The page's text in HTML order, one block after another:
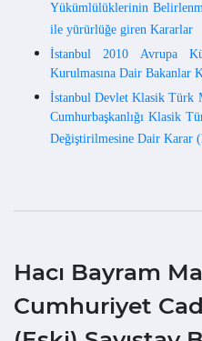
Yükümlülüklerinin
ile yürürlüğe giren Kararlar
İstanbul 2010 Avrupa
Kurulmasına Dair Bakanlar
İstanbul Devlet Klasik Türk
Cumhurbaşkanlığı Klasik
Değiştirilmesine Dair Karar
Hacı Bayram
Cumhuriyet